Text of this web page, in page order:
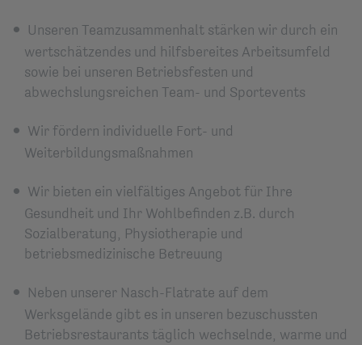
Unseren Teamzusammenhalt stärken wir durch ein
wertschätzendes und hilfsbereites Arbeitsumfeld
sowie bei unseren Betriebsfesten und
abwechslungsreichen Team- und Sportevents
Wir fördern individuelle Fort- und
Weiterbildungsmaßnahmen
Wir bieten ein vielfältiges Angebot für Ihre
Gesundheit und Ihr Wohlbefinden z.B. durch
Sozialberatung, Physiotherapie und
betriebsmedizinische Betreuung
Neben unserer Nasch-Flatrate auf dem
Werksgelände gibt es in unseren bezuschussten
Betriebsrestaurants täglich wechselnde, warme und